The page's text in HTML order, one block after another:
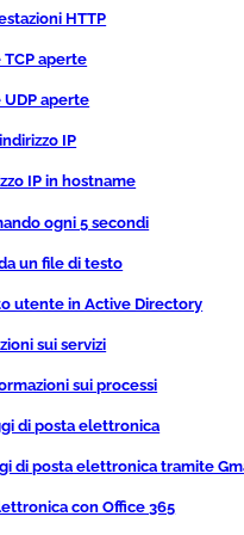
HTTP
aperte
aperte
IP
IP in hostname
ogni 5 secondi
un file di testo
utente in Active Directory
sui servizi
sui processi
di posta elettronica
di posta elettronica tramite
con Office 365